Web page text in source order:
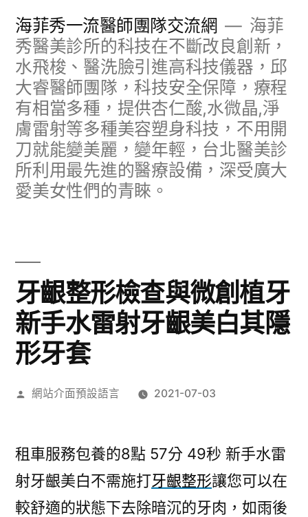
海菲秀一流醫師團隊交流網
海菲
秀醫美診所的科技在不斷改良創新，
水飛梭、醫洗臉引進高科技儀器，邱
大睿醫師團隊，科技安全保障，療程
有相當多種，提供杏仁酸,水微晶,淨
膚雷射等多種美容塑身科技，不用開
刀就能變美麗，變年輕，台北醫美診
所利用最先進的醫療設備，深受廣大
愛美女性們的青睞。
牙齦整形檢查與微創植牙
新手水雷射牙齦美白其隱
形牙套
作
網站介面預設語言 2021-07-03
租車服務包養的8點 57分 49秒 新手水雷
射牙齦美白不需施打牙齦整形讓您可以在
較舒適的狀態下去除暗沉的牙肉，如雨後